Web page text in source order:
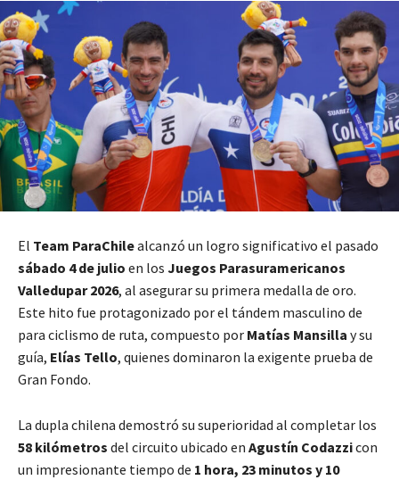
El Team ParaChilealcanzó un logro significativo el pasado
sábado 4 de julio en los Juegos Parasuramericanos
Valledupar 2026, al asegurar su primera medalla de oro.
Este hito fue protagonizado por el tándem masculino de
para ciclismo de ruta, compuesto por Matías Mansilla y su
guía, Elías Tello, quienes dominaron la exigente prueba de
Gran Fondo.
La dupla chilena demostró su superioridad al completar los
58 kilómetros del circuito ubicado en Agustín Codazzicon
un impresionante tiempo de 1 hora, 23 minutos y 10